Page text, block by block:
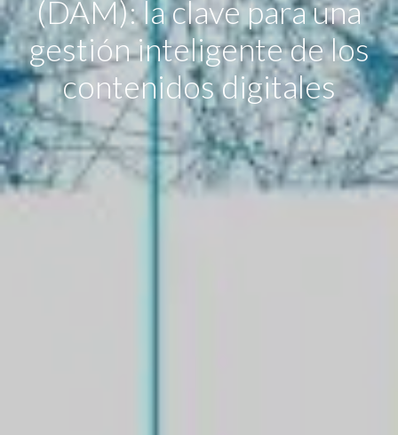
(DAM): la clave para una
gestión inteligente de los
contenidos digitales